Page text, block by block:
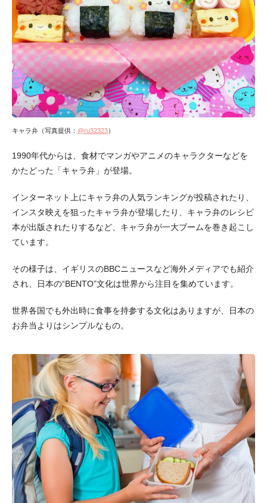
キャラ弁（写真提供： @ru32323）
1990年代からは、食材でマンガやアニメのキャラクターなどを
かたどった「キャラ弁」が登場。
インターネット上にキャラ弁の人気ランキングが投稿されたり、
インスタ映えを狙ったキャラ弁が登場したり、キャラ弁のレシピ
本が出版されたりするなど、キャラ弁が一大ブームを巻き起こし
ています。
その様子は、イギリスのBBCニュースなど海外メディアでも紹介
され、日本の“BENTO”文化は世界から注目を集めています。
世界各国でも外出時に食事を持参する文化はありますが、日本の
お弁当よりはシンプルなもの。